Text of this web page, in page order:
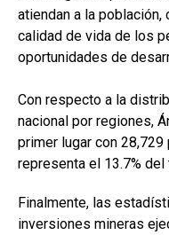
atiendan a la población,
calidad de vida de los
oportunidades de
Con respecto a la
nacional por regiones,
primer lugar con
representa el 13.7% del
Finalmente, las
inversiones mineras